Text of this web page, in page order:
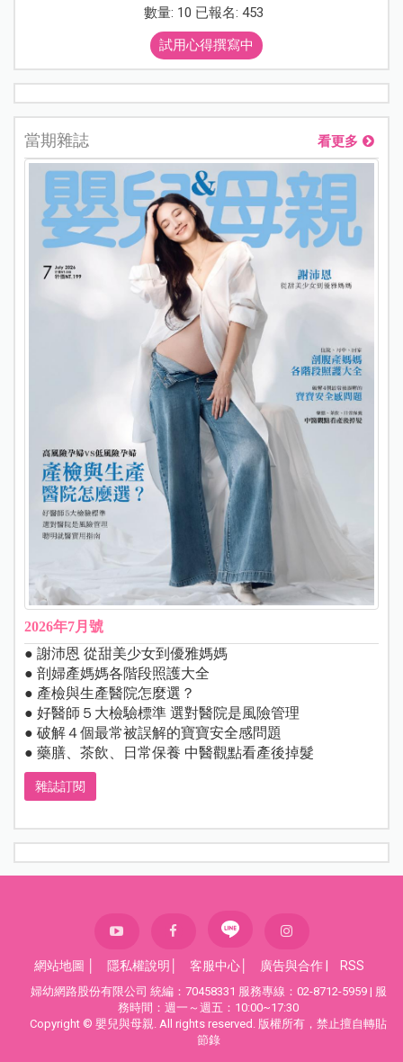
數量: 10 已報名: 453
試用心得撰寫中
當期雜誌 看更多
2026年7月號
● 謝沛恩 從甜美少女到優雅媽媽
● 剖婦產媽媽各階段照護大全
● 產檢與生產醫院怎麼選？
● 好醫師５大檢驗標準 選對醫院是風險管理
● 破解４個最常被誤解的寶寶安全感問題
● 藥膳、茶飲、日常保養 中醫觀點看產後掉髮
雜誌訂閱
網站地圖 隱私權說明 客服中心 廣告與合作 RSS
婦幼網路股份有限公司 統編：70458331 服務專線：02-8712-5959 | 服
務時間：週一～週五：10:00~17:30
Copyright © 嬰兒與母親. All rights reserved. 版權所有，禁止擅自轉貼
節錄